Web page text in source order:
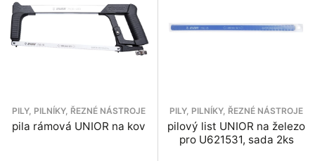
PILY, PILNÍKY, ŘEZNÉ NÁSTROJE
pila rámová UNIOR na kov
PILY, PILNÍKY, ŘEZNÉ NÁSTROJE
pilový list UNIOR na železo
pro U621531, sada 2ks